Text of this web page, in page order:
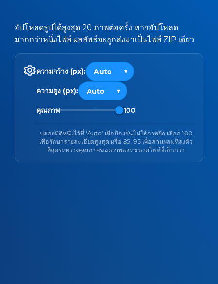
อัปโหลดรูปได้สูงสุด 20 ภาพต่อครั้ง หากอัปโหลด
มากกว่าหนึ่งไฟล์ ผลลัพธ์จะถูกส่งมาเป็นไฟล์ ZIP เดียว
ความกว้าง (px):
ความสูง (px):
คุณภาพ 100
ปล่อยมิติหนึ่งไว้ที่ 'Auto' เพื่อป้องกันไม่ให้ภาพยืด เลือก 100
เพื่อรักษารายละเอียดสูงสุด หรือ 85–95 เพื่อส่วนผสมที่ลงตัว
ที่สุดระหว่างคุณภาพของภาพและขนาดไฟล์ที่เล็กกว่า